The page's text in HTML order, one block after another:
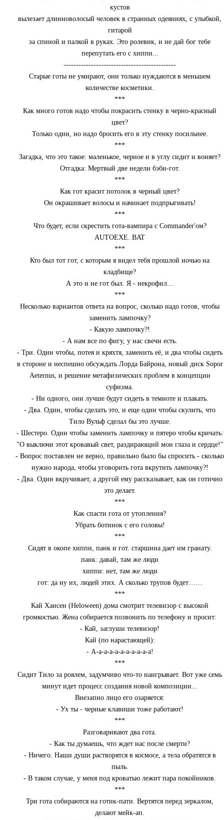
кустов
вылезает длинноволосый человек в странных одеяниях, с улыбкой,
гитарой
за спиной и палкой в руках. Это ролевик, и не дай бог тебе
перепутать его с хиппи...
---------------------------------------------
Старые готы не умирают, они только нуждаются в меньшем
количестве косметики.
***
Как много готов надо чтобы покрасить стенку в черно-красный
цвет?
Только один, но надо бросить его в эту стенку посильнее.
***
Загадка, что это такое: маленькое, черное и в углу сидит и воняет?
Отгадка: Мертвый две недели бэби-гот.
***
Как гот красит потолок в черный цвет?
Он окрашивает волосы и начинает подпрыгивать!
***
Что будет, если скрестить гота-вампира с Commander'ом?
AUTOEXE. BAT
***
Кто был тот гот, с которым я видел тебя прошлой ночью на
кладбище?
А это и не гот был. Я - некрофил…
***
Несколько вариантов ответа на вопрос, сколько надо готов, чтобы
заменить лампочку?
- Какую лампочку?!
- А нам все по фигу, у нас свечи есть.
- Три. Один чтобы, потея и кряхтя, заменить её, и два чтобы сидеть
в стороне и неспешно обсуждать Лорда Байрона, новый диск Sopor
Aeternus, и решение метафизических проблем в концепции
суфизма.
- Ни одного, они лучше будут сидеть в темноте и плакать.
- Два. Один, чтобы сделать это, и еще один чтобы скулить, что
Тило Вульф сделал бы это лучше.
- Шестеро. Один чтобы заменить лампочку и пятеро чтобы кричать:
"О выключи этот кровавый свет, раздирающий мои глаза и сердце!"
- Вопрос поставлен не верно, правильно было бы спросить - сколько
нужно народа, чтобы уговорить гота вкрутить лампочку?!
- Два. Один вкручивает, а другой ему рассказывает, как он готично
это делает.
***
Как спасти гота от утопления?
Убрать ботинок с его головы!
***
Сидят в окопе хиппи, панк и гот. старшина дает им гранату.
панк: давай, там же люди
хиппи: нет, там же люди
гот: да ну их, людей этих. А сколько трупов будет……
***
Кай Хансен (Heloween) дома смотрит телевизор с высокой
громкостью. Жена собирается позвонить по телефону и просит:
- Кай, заглуши телевизор!
Кай (по нарастающей):
- А-а-а-а-а-а-а-а-а-а-а!
***
Сидит Тило за роялем, задумчиво что-то наигрывает. Вот уже семь
минут идет процесс создания новой композиции...
Внезапно лицо его озаряется:
- Ух ты - черные клавиши тоже работают!
***
Разговаривают два гота.
- Как ты думаешь, что ждет нас после смерти?
- Ничего. Наши души растворятся в космосе, а тела обратятся в
пыль.
- В таком случае, у меня под кроватью лежит пара покойников.
***
Три гота собираются на готик-пати. Вертятся перед зеркалом,
делают мейк-ап.